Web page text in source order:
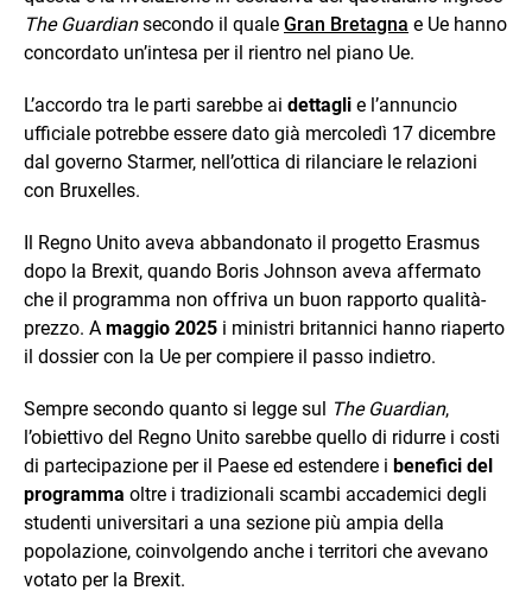
The Guardiansecondo il quale Gran Bretagna e Ue hanno
concordato un’intesa per il rientro nel piano Ue.
L’accordo tra le parti sarebbe ai dettagli e l’annuncio
ufficiale potrebbe essere dato già mercoledì 17 dicembre
dal governo Starmer, nell’ottica di rilanciare le relazioni
con Bruxelles.
Il Regno Unito aveva abbandonato il progetto Erasmus
dopo la Brexit, quando Boris Johnson aveva affermato
che il programma non offriva un buon rapporto qualità-
prezzo. A maggio 2025 i ministri britannici hanno riaperto
il dossier con la Ue per compiere il passo indietro.
Sempre secondo quanto si legge sul The Guardian,
l’obiettivo del Regno Unito sarebbe quello di ridurre i costi
di partecipazione per il Paese ed estendere i benefici del
programma oltre i tradizionali scambi accademici degli
studenti universitari a una sezione più ampia della
popolazione, coinvolgendo anche i territori che avevano
votato per la Brexit.